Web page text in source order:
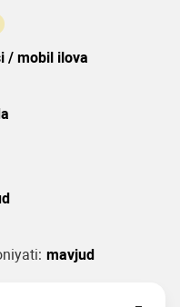
/ mobil ilova
mavjud